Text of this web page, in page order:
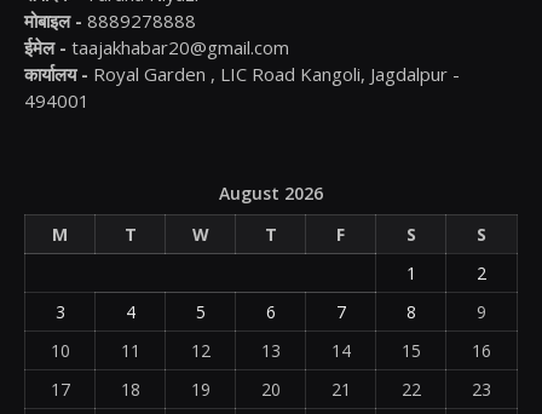
मोबाइल - 8889278888
ईमेल - taajakhabar20@gmail.com
कार्यालय - Royal Garden , LIC Road Kangoli, Jagdalpur -
494001
August 2026
M
T W T F S
S
1
2
3
4 5 6 7 8
9
10
11 12 13 14 15
16
17
18 19 20 21 22 23